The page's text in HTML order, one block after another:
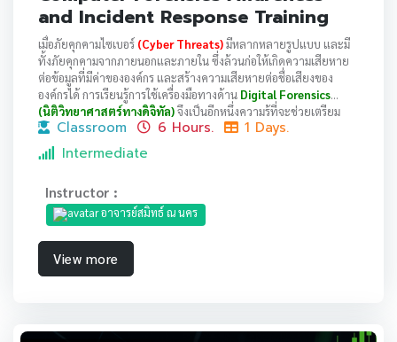
and Incident Response Training
เมื่อภัยคุกคามไซเบอร์ (Cyber Threats)มีหลากหลายรูปแบบ และมี
ทั้งภัยคุกคามจากภายนอกและภายใน ซึ่งล้วนก่อให้เกิดความเสียหาย
ต่อข้อมูลที่มีค่าขององค์กร และสร้างความเสียหายต่อชื่อเสียงของ
องค์กรได้ การเรียนรู้การใช้เครื่องมือทางด้าน Digital Forensics
(นิติวิทยาศาสตร์ทางดิจิทัล)จึงเป็นอีกหนึ่งความรู้ที่จะช่วยเตรียม
แผนตอบสนองต่อเหตุการณ์ความปลอดภัยทางไซเบอร์ได้ (Incident
Response Plan)
Classroom 6 Hours.
1 Days.
Intermediate
Instructor :
อาจารย์สมิทธ์ ณ นคร
View more